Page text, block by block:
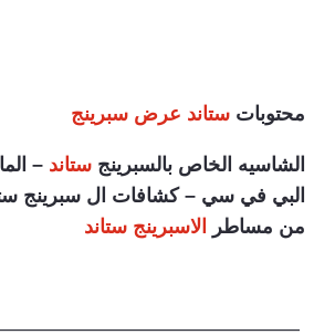
محتوبات ستاند عرض سبرينج
الشاسيه الخاص بالسبرينج ستاند –
البي في سي – كشافات ال سبرينج
من مساطر
الاسبرينج ستاند